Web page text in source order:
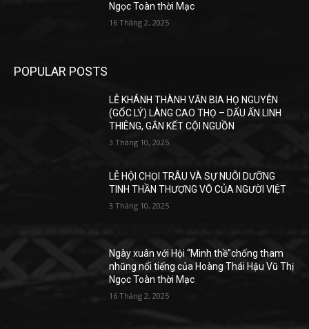
Ngọc Toàn thời Mạc
16 Tháng 2, 2025
POPULAR POSTS
LỄ KHÁNH THÀNH VĂN BIA HỌ NGUYỄN
(GỐC LÝ) LÀNG CAO THỌ – DẤU ẤN LINH
THIÊNG, GẮN KẾT CỘI NGUỒN
3 Tháng 10, 2025
LỄ HỘI CHỌI TRÂU VÀ SỰ NUÔI DƯỠNG
TINH THẦN THƯỢNG VÕ CỦA NGƯỜI VIỆT
3 Tháng 10, 2025
Ngày xuân với Hội “Minh thề”chống tham
nhũng nổi tiếng của Hoàng Thái Hậu Vũ Thị
Ngọc Toàn thời Mạc
16 Tháng 2, 2025